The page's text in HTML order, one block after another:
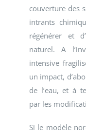
couverture des
intrants
régénérer et
naturel. A
intensive
un impact,
de l’eau, et à
par les
Si le modèle